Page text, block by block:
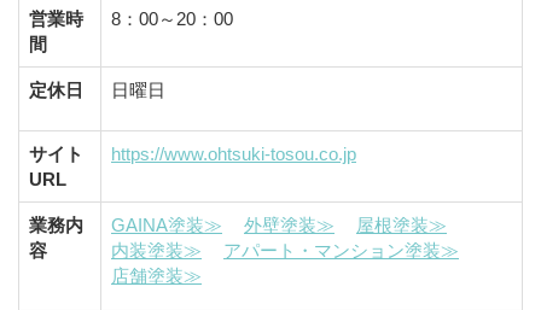
営業時
間
8：00～20：00
定休日 日曜日
サイト
URL
https://www.ohtsuki-tosou.co.jp
業務内
容
GAINA塗装≫ 外壁塗装≫
屋根塗装≫
内装塗装≫
アパート・マンション塗装≫
店舗塗装≫